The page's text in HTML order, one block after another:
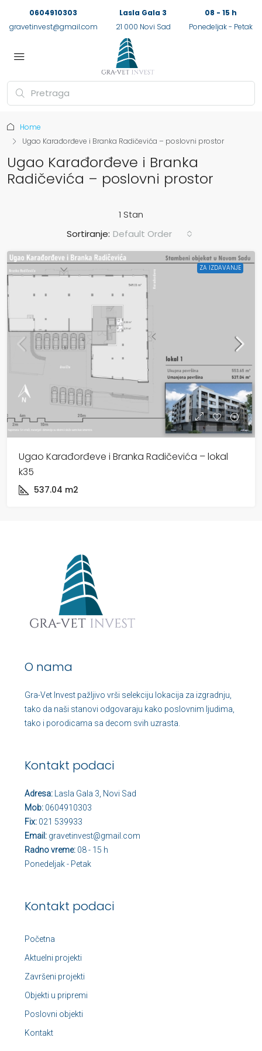
0604910303
gravetinvest@gmail.com
Lasla Gala 3
21 000 Novi Sad
08 - 15 h
Ponedeljak - Petak
Home
Ugao Karađorđeve i Branka Radičevića – poslovni prostor
Ugao Karađorđeve i Branka
Radičevića – poslovni prostor
1 Stan
Sortiranje: Default Order
ZA IZDAVANJE
Ugao Karađorđeve i Branka Radičevića – lokal
k35
537.04 m2
O nama
Gra-Vet Invest pažljivo vrši selekciju lokacija za izgradnju,
tako da naši stanovi odgovaraju kako poslovnim ljudima,
tako i porodicama sa decom svih uzrasta.
Kontakt podaci
Adresa: Lasla Gala 3, Novi Sad
Mob: 0604910303
Fix: 021 539933
Email: gravetinvest@gmail.com
Radno vreme: 08 - 15 h
Ponedeljak - Petak
Kontakt podaci
Početna
Aktuelni projekti
Završeni projekti
Objekti u pripremi
Poslovni objekti
Kontakt